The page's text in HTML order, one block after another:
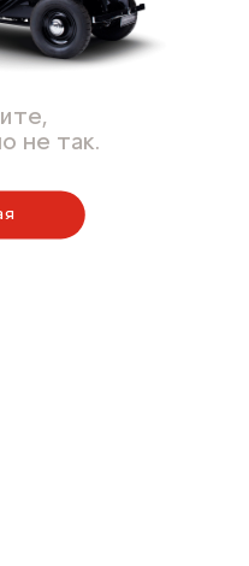
не так.